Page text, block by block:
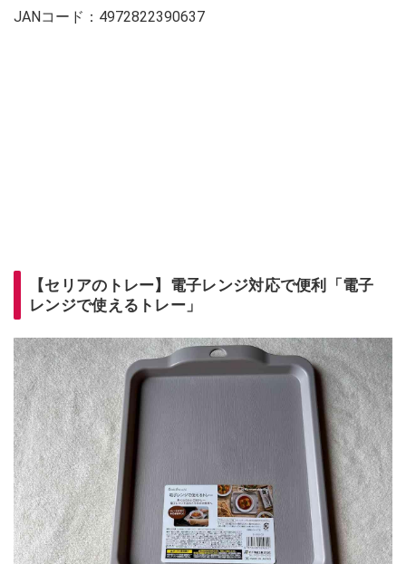
JANコード：4972822390637
【セリアのトレー】電子レンジ対応で便利「電子
レンジで使えるトレー」